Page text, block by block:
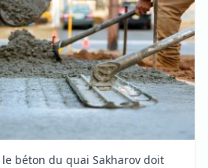
béton du quai Sakharov doit